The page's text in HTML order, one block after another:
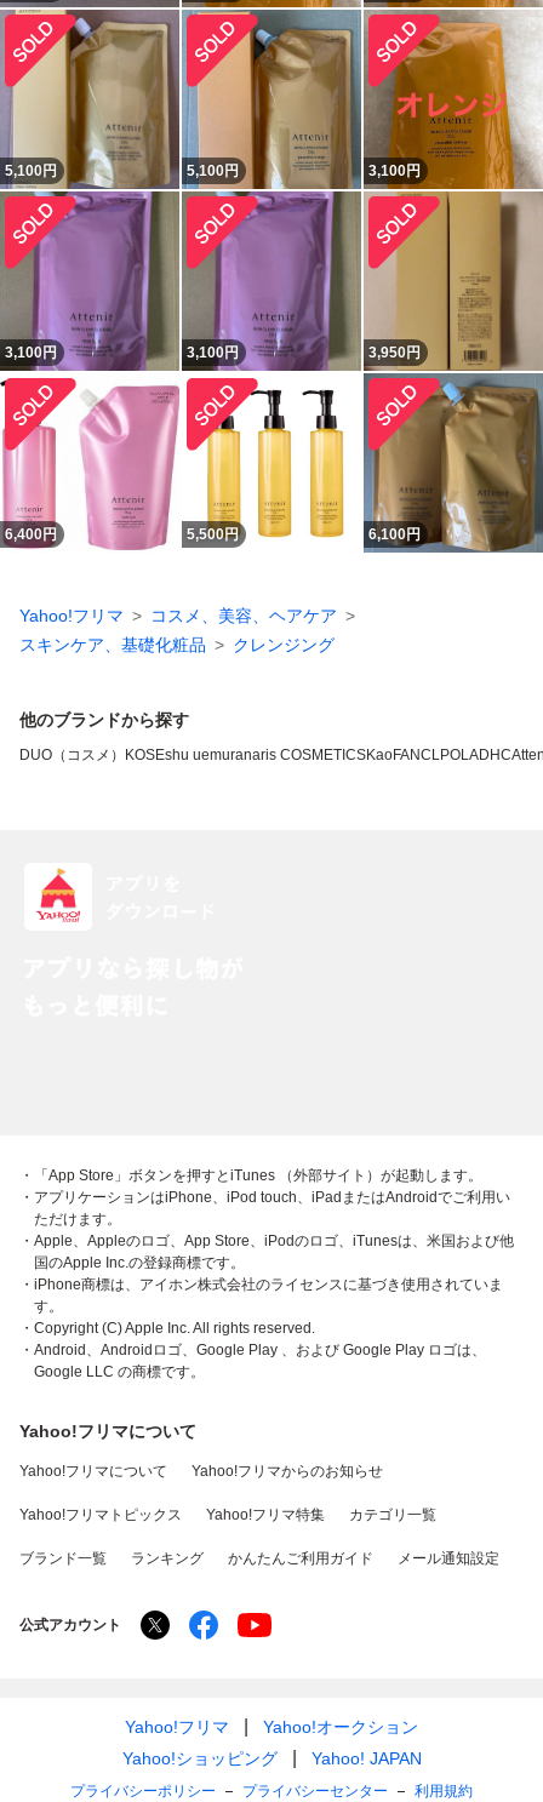
5,100円 5,100円 3,100円
3,100円 3,100円 3,950円
6,400円 5,500円 6,100円
Yahoo!フリマ
コスメ、美容、ヘアケア
スキンケア、基礎化粧品
クレンジング
他のブランドから探す
DUO（コスメ） KOSEshu uemuranaris COSMETICSKaoFANCLPOLADHC
・「App Store」ボタンを押すとiTunes （外部サイト）が起動します。
・アプリケーションはiPhone、iPod touch、iPadまたはAndroidでご利用い
ただけます。
・Apple、Appleのロゴ、App Store、iPodのロゴ、iTunesは、米国および他
国のApple Inc.の登録商標です。
・iPhone商標は、アイホン株式会社のライセンスに基づき使用されていま
す。
・Copyright (C) Apple Inc. All rights reserved.
・Android、Androidロゴ、Google Play 、および Google Play ロゴは、
Google LLC の商標です。
Yahoo!フリマについて
Yahoo!フリマについて Yahoo!フリマからのお知らせ
Yahoo!フリマトピックス Yahoo!フリマ特集 カテゴリ一覧
ブランド一覧 ランキング かんたんご利用ガイド メール通知設定
公式アカウント
Yahoo!フリマ
Yahoo!オークション
Yahoo!ショッピング
Yahoo! JAPAN
プライバシーポリシー プライバシーセンター 利用規約